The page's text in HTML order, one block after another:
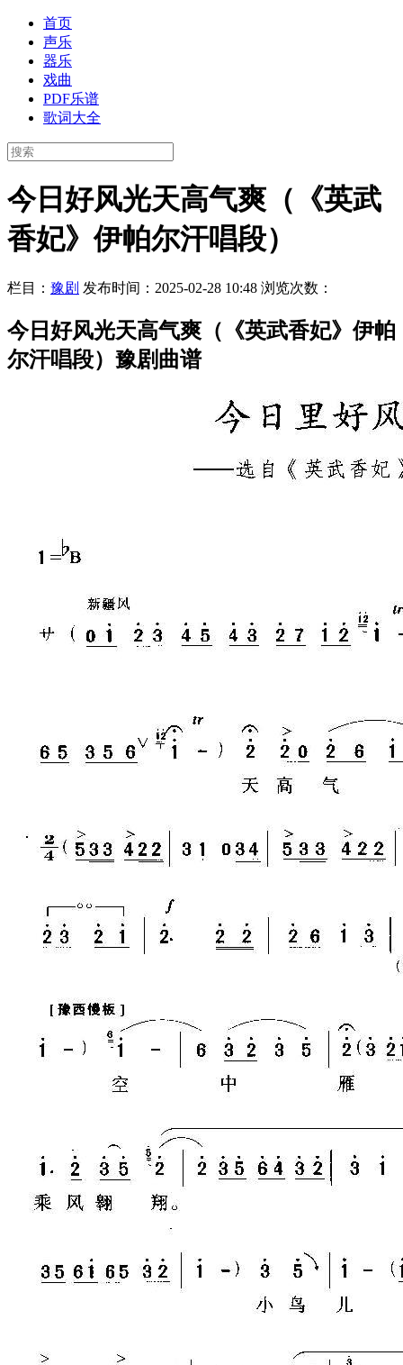
首页
声乐
器乐
戏曲
PDF乐谱
歌词大全
今日好风光天高气爽（《英武
香妃》伊帕尔汗唱段）
栏目： 豫剧 发布时间：2025-02-28 10:48 浏览次数：
今日好风光天高气爽（《英武香妃》伊帕
尔汗唱段）豫剧曲谱